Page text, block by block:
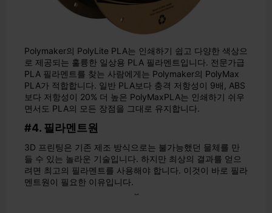
Polymaker의 PolyLite PLA는 인쇄하기 쉽고 다양한 색상으
로 제공되는 훌륭한 일상용 PLA 필라멘트입니다. 전문가급
PLA 필라멘트를 찾는 사람에게는 Polymaker의 PolyMax
PLA가 적합합니다. 일반 PLA보다 충격 저항성이 9배, ABS
보다 저항성이 20% 더 높은 PolyMaxPLA는 인쇄하기 쉬우
면서도 PLA의 모든 장점을 그대로 유지합니다.
#4. 필라멘트원
3D 프린팅은 기존 제조 방식으로는 불가능했던 물체를 만
들 수 있는 놀라운 기술입니다. 하지만 최상의 결과를 얻으
려면 최고의 필라멘트를 사용해야 합니다. 이것이 바로 필라
멘트원이 필요한 이유입니다.